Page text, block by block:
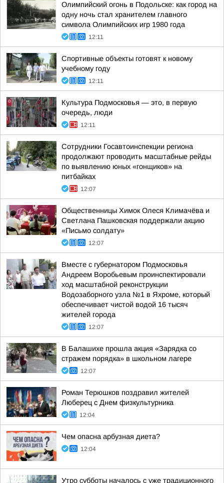
Олимпийский огонь в Подольске: как город на
одну ночь стал хранителем главного
символа Олимпийских игр 1980 года
12:11
Спортивные объекты готовят к новому
учебному году
12:11
Культура Подмосковья — это, в первую
очередь, люди
12:11
Сотрудники Госавтоинспекции региона
продолжают проводить масштабные рейды
по выявлению юных «гонщиков» на
питбайках
12:07
Общественницы Химок Олеся Климачёва и
Светлана Пашковская поддержали акцию
«Письмо солдату»
12:07
Вместе с губернатором Подмосковья
Андреем Воробьевым проинспектировали
ход масштабной реконструкции
Водозаборного узла №1 в Яхроме, который
обеспечивает чистой водой 16 тысяч
жителей города
12:07
В Балашихе прошла акция «Зарядка со
стражем порядка» в школьном лагере
12:07
Роман Терюшков поздравил жителей
Люберец с Днем физкультурника
12:04
Чем опасна арбузная диета?
12:04
Утро субботы началось с уже традиционного